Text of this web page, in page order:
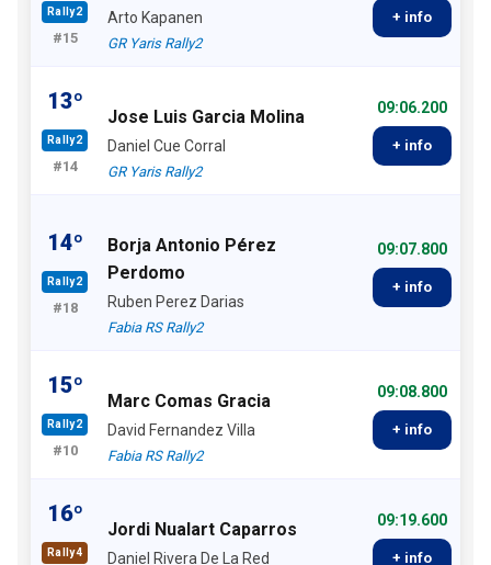
Rally2
#15
Arto Kapanen
GR Yaris Rally2
+ info
13º
Rally2
#14
Jose Luis Garcia Molina
Daniel Cue Corral
GR Yaris Rally2
09:06.200
+ info
14º
Rally2
#18
Borja Antonio Pérez
Perdomo
Ruben Perez Darias
Fabia RS Rally2
09:07.800
+ info
15º
Rally2
#10
Marc Comas Gracia
David Fernandez Villa
Fabia RS Rally2
09:08.800
+ info
16º
Rally4
Jordi Nualart Caparros
Daniel Rivera De La Red
09:19.600
+ info